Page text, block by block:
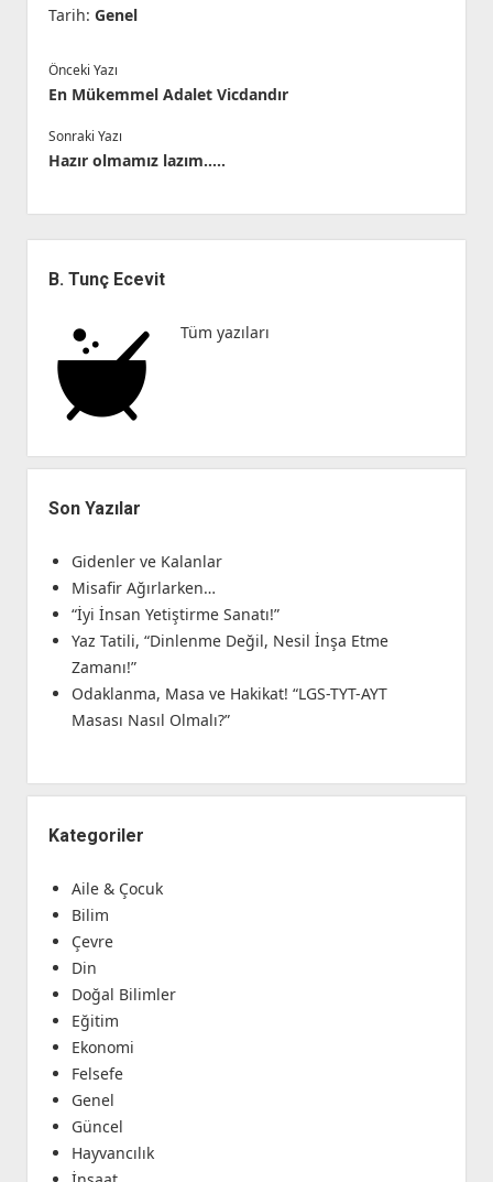
Tarih: Genel
Önceki Yazı
En Mükemmel Adalet Vicdandır
Sonraki Yazı
Hazır olmamız lazım…..
Menü
B. Tunç Ecevit
Tüm yazıları
Son Yazılar
Gidenler ve Kalanlar
Misafir Ağırlarken…
“İyi İnsan Yetiştirme Sanatı!”
Yaz Tatili, “Dinlenme Değil, Nesil İnşa Etme
Zamanı!”
Odaklanma, Masa ve Hakikat! “LGS-TYT-AYT
Masası Nasıl Olmalı?”
Kategoriler
Aile & Çocuk
Bilim
Çevre
Din
Doğal Bilimler
Eğitim
Ekonomi
Felsefe
Genel
Güncel
Hayvancılık